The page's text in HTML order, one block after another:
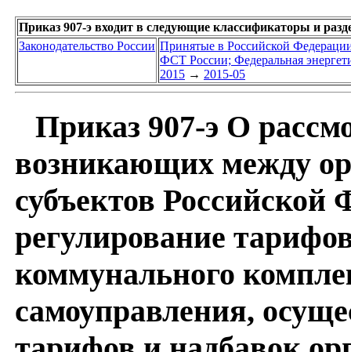
Приказ 907-э входит в следующие классификаторы и
Законодательство России Принятые в Российской
ФСТ России; Федеральная
2015 → 2015-05
Приказ 907-э О
возникающих между
субъектов
регулирование
коммунального
самоуправления,